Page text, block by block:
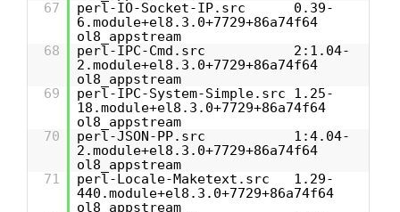
67
perl-IO-Socket-IP.src 0.39-
6.module+el8.3.0+7729+86a74f64
ol8_appstream
68
perl-IPC-Cmd.src 2:1.04-
2.module+el8.3.0+7729+86a74f64
ol8_appstream
69
perl-IPC-System-Simple.src 1.25-
18.module+el8.3.0+7729+86a74f64
ol8_appstream
70
perl-JSON-PP.src 1:4.04-
2.module+el8.3.0+7729+86a74f64
ol8_appstream
71
perl-Locale-Maketext.src 1.29-
440.module+el8.3.0+7729+86a74f64
ol8_appstream